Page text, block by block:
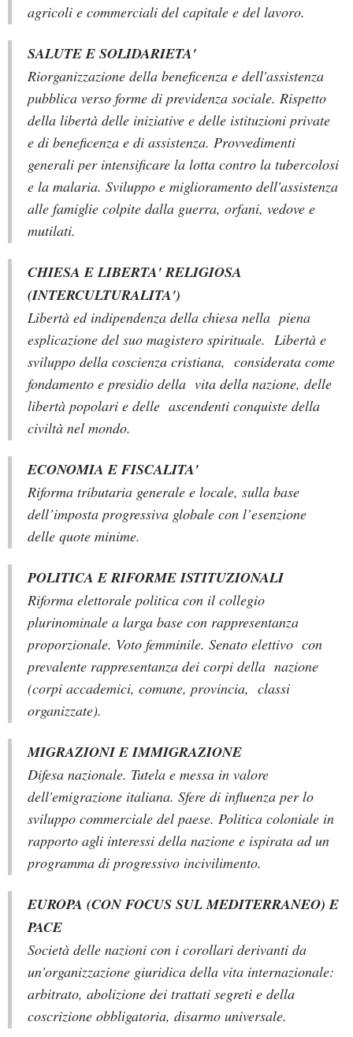
agricoli e commerciali del capitale e del lavoro.
SALUTE E SOLIDARIETA'
Riorganizzazione della beneficenza e dell'assistenza
pubblica verso forme di previdenza sociale. Rispetto
della libertà delle iniziative e delle istituzioni private
e di beneficenza e di assistenza. Provvedimenti
generali per intensificare la lotta contro la tubercolosi
e la malaria. Sviluppo e miglioramento dell'assistenza
alle famiglie colpite dalla guerra, orfani, vedove e
mutilati.
CHIESA E LIBERTA' RELIGIOSA
(INTERCULTURALITA')
Libertà ed indipendenza della chiesa nella piena
esplicazione del suo magistero spirituale. Libertà e
sviluppo della coscienza cristiana, considerata come
fondamento e presidio della vita della nazione, delle
libertà popolari e delle ascendenti conquiste della
civiltà nel mondo.
ECONOMIA E FISCALITA'
Riforma tributaria generale e locale, sulla base
dell’imposta progressiva globale con l’esenzione
delle quote minime.
POLITICA E RIFORME ISTITUZIONALI
Riforma elettorale politica con il collegio
plurinominale a larga base con rappresentanza
proporzionale. Voto femminile. Senato elettivo con
prevalente rappresentanza dei corpi della nazione
(corpi accademici, comune, provincia, classi
organizzate).
MIGRAZIONI E IMMIGRAZIONE
Difesa nazionale. Tutela e messa in valore
dell'emigrazione italiana. Sfere di influenza per lo
sviluppo commerciale del paese. Politica coloniale in
rapporto agli interessi della nazione e ispirata ad un
programma di progressivo incivilimento.
EUROPA (CON FOCUS SUL MEDITERRANEO) E
PACE
Società delle nazioni con i corollari derivanti da
un'organizzazione giuridica della vita internazionale:
arbitrato, abolizione dei trattati segreti e della
coscrizione obbligatoria, disarmo universale.